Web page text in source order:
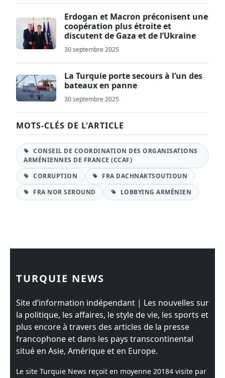
Erdogan et Macron préconisent une
coopération plus étroite et
discutent de Gaza et de l’Ukraine
30 septembre 2025
La Turquie porte secours à l’un des
bateaux en panne
30 septembre 2025
MOTS-CLÉS DE L'ARTICLE
CONSEIL DE COORDINATION DES ORGANISATIONS
ARMÉNIENNES DE FRANCE (CCAF)
CORRUPTION
FRA DACHNAKTSOUTIOUN
FRA NOR SEROUND
LOBBYING ARMÉNIEN
TURQUIE NEWS
Site d’information indépendant | Les nouvelles sur
la politique, les affaires, le style de vie, les sports et
plus encore à travers des articles de la presse
francophone et dans les pays transcontinental
situé en Asie, Amérique et en Europe.
Le site Turquie News reçoit en moyenne 20184 visite par